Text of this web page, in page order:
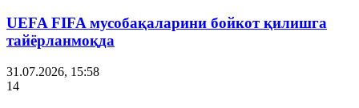
UEFA FIFA мусобақаларини бойкот қилишга
тайёрланмоқда
31.07.2026, 15:58
14